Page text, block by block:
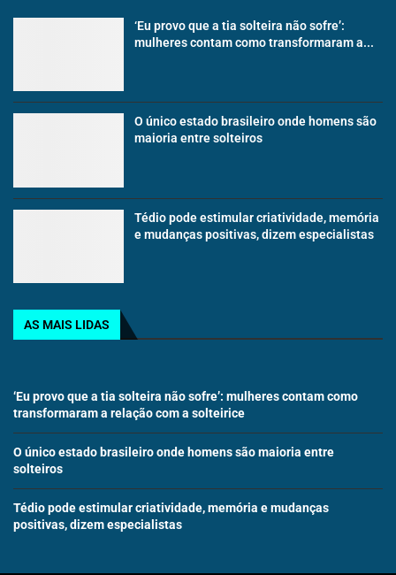
‘Eu provo que a tia solteira não sofre’:
mulheres contam como transformaram a...
O único estado brasileiro onde homens são
maioria entre solteiros
Tédio pode estimular criatividade, memória
e mudanças positivas, dizem especialistas
AS MAIS LIDAS
‘Eu provo que a tia solteira não sofre’: mulheres contam como
transformaram a relação com a solteirice
O único estado brasileiro onde homens são maioria entre
solteiros
Tédio pode estimular criatividade, memória e mudanças
positivas, dizem especialistas